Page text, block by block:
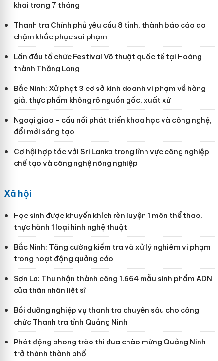
khai trong 7 tháng
Thanh tra Chính phủ yêu cầu 8 tỉnh, thành báo cáo do
chậm khắc phục sai phạm
Lần đầu tổ chức Festival Võ thuật quốc tế tại Hoàng
thành Thăng Long
Bắc Ninh: Xử phạt 3 cơ sở kinh doanh vi phạm về hàng
giả, thực phẩm không rõ nguồn gốc, xuất xứ
Ngoại giao - cầu nối phát triển khoa học và công nghệ,
đổi mới sáng tạo
Cơ hội hợp tác với Sri Lanka trong lĩnh vực công nghiệp
chế tạo và công nghệ nông nghiệp
Xã hội
Học sinh được khuyến khích rèn luyện 1 môn thể thao,
thực hành 1 loại hình nghệ thuật
Bắc Ninh: Tăng cường kiểm tra và xử lý nghiêm vi phạm
trong hoạt động quảng cáo
Sơn La: Thu nhận thành công 1.664 mẫu sinh phẩm ADN
của thân nhân liệt sĩ
Bồi dưỡng nghiệp vụ thanh tra chuyên sâu cho công
chức Thanh tra tỉnh Quảng Ninh
Phát động phong trào thi đua chào mừng Quảng Ninh
trở thành thành phố